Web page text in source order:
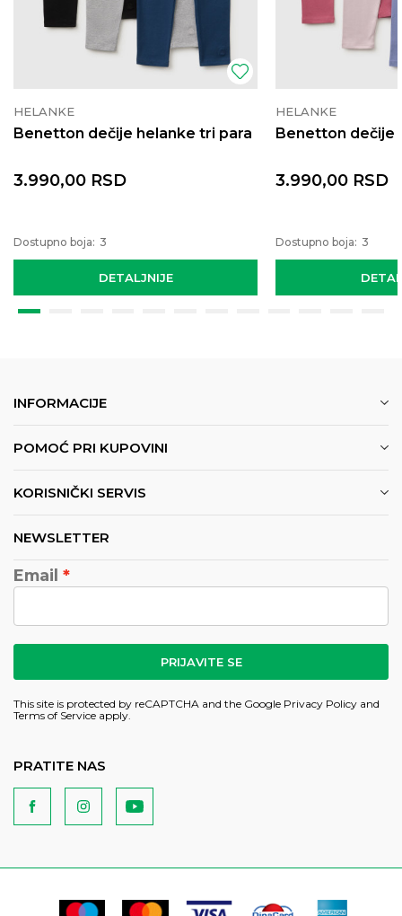
HELANKE
Benetton dečije helanke tri para
DETALJNIJE
3.990,00 RSD
Dostupno boja: 3
HELANKE
Benetton dečije
3.990,00 RSD
Dostupno boja: 3
INFORMACIJE
POMOĆ PRI KUPOVINI
KORISNIČKI SERVIS
NEWSLETTER
Email
PRIJAVITE SE
This site is protected by reCAPTCHA and the Google Privacy Policy and
Terms of Service apply.
PRATITE NAS